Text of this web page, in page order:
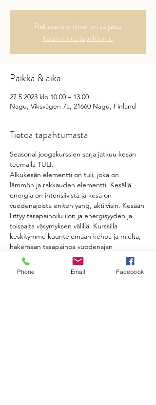
Rekisteröityminen on suljettu
Katso muita tapahtumia
Paikka & aika
27.5.2023 klo 10.00 – 13.00
Nagu, Viksvägen 7a, 21660 Nagu, Finland
Tietoa tapahtumasta
Seasonal joogakurssien sarja jatkuu kesän
teemalla TULI.
Alkukesän elementti on tuli, joka on
lämmön ja rakkauden elementti. Kesällä
energia on intensiivistä ja kesä on
vuodenajoista eniten yang, aktiivisin. Kesään
liittyy tasapainoilu ilon ja energisyyden ja
toisaalta väsymyksen välillä. Kurssilla
keskitymme kuuntelemaan kehoa ja mieltä,
hakemaan tasapainoa vuodenajan
vaihtuessa. Aiempaa kokemusta et tarvitse.
Vinyasa tunnilla teemme liikkuvan
harjoituksen ja yin tunnilla syvennymme
Phone Email Facebook